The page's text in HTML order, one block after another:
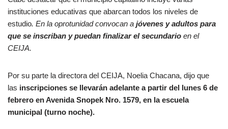
instituciones educativas que abarcan todos los niveles de
estudio. En la oprotunidad convocan a jóvenes y adultos para
que se inscriban y puedan finalizar el secundario en el
CEIJA.
Por su parte la directora del CEIJA, Noelia Chacana, dijo que
las inscripciones se llevarán adelante a partir del lunes 6 de
febrero en Avenida Snopek Nro. 1579, en la escuela
municipal (turno noche).